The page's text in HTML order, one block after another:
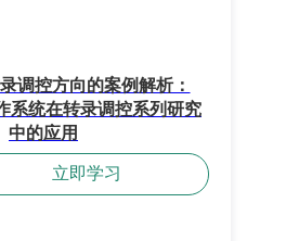
调控方向的案例解析：
系统在转录调控系列研究
中的应用
立即学习